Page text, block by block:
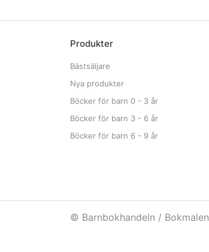
Produkter
Bästsäljare
Nya produkter
Böcker för barn 0 - 3 år
Böcker för barn 3 - 6 år
Böcker för barn 6 - 9 år
© Barnbokhandeln / Bokmalen